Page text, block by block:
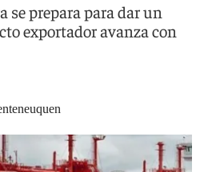
prepara para dar un
exportador avanza con